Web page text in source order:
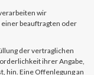
wir
beauftragten oder
der vertraglichen
ihrer Angabe,
hin. Eine Offenlegung an